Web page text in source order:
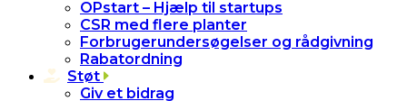
OPstart – Hjælp til startups
CSR med flere planter
Forbrugerundersøgelser og rådgivning
Rabatordning
Støt
Giv et bidrag